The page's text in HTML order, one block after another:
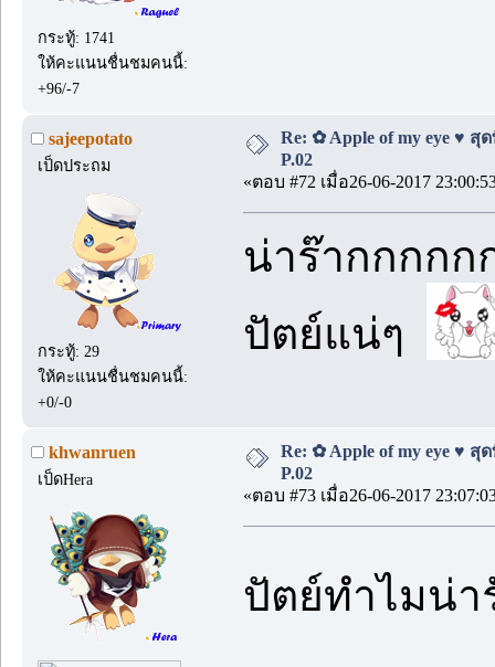
กระทู้: 1741
ให้คะแนนชื่นชมคนนี้:
+96/-7
sajeepotato
เป็ดประถม
กระทู้: 29
ให้คะแนนชื่นชมคนนี้:
+0/-0
Re: ✿ Apple of my eye ♥
P.02
«ตอบ #72 เมื่อ26-06-2017
น่าร๊ากกกกก
ปัตย์แน่ๆ
khwanruen
เป็ดHera
Re: ✿ Apple of my eye ♥
P.02
«ตอบ #73 เมื่อ26-06-2017
ปัตย์ทำไมน่